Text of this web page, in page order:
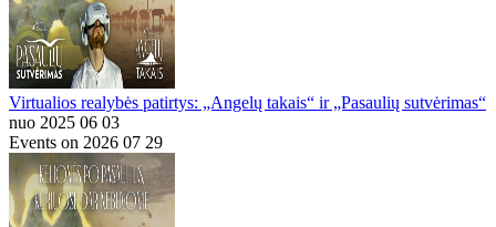
Virtualios realybės patirtys: „Angelų takais“ ir „Pasaulių sutvėrimas“
nuo 2025 06 03
Events on 2026 07 29